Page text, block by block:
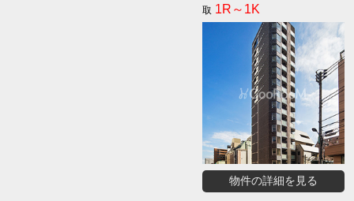
1R～1K
物件の詳細を見る